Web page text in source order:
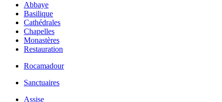
Abbaye
Basilique
Cathédrales
Chapelles
Monastères
Restauration
Rocamadour
Sanctuaires
Assise